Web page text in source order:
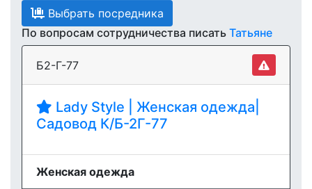
Выбрать посредника
По вопросам сотрудничества писать Татьяне
Б2-Г-77
Lady Style | Женская одежда|
Садовод К/Б-2Г-77
Женская одежда